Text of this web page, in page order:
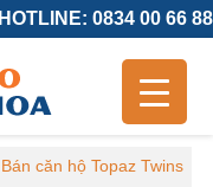
HOTLINE: 0834 00 66 88
Bán căn hộ Topaz Twins